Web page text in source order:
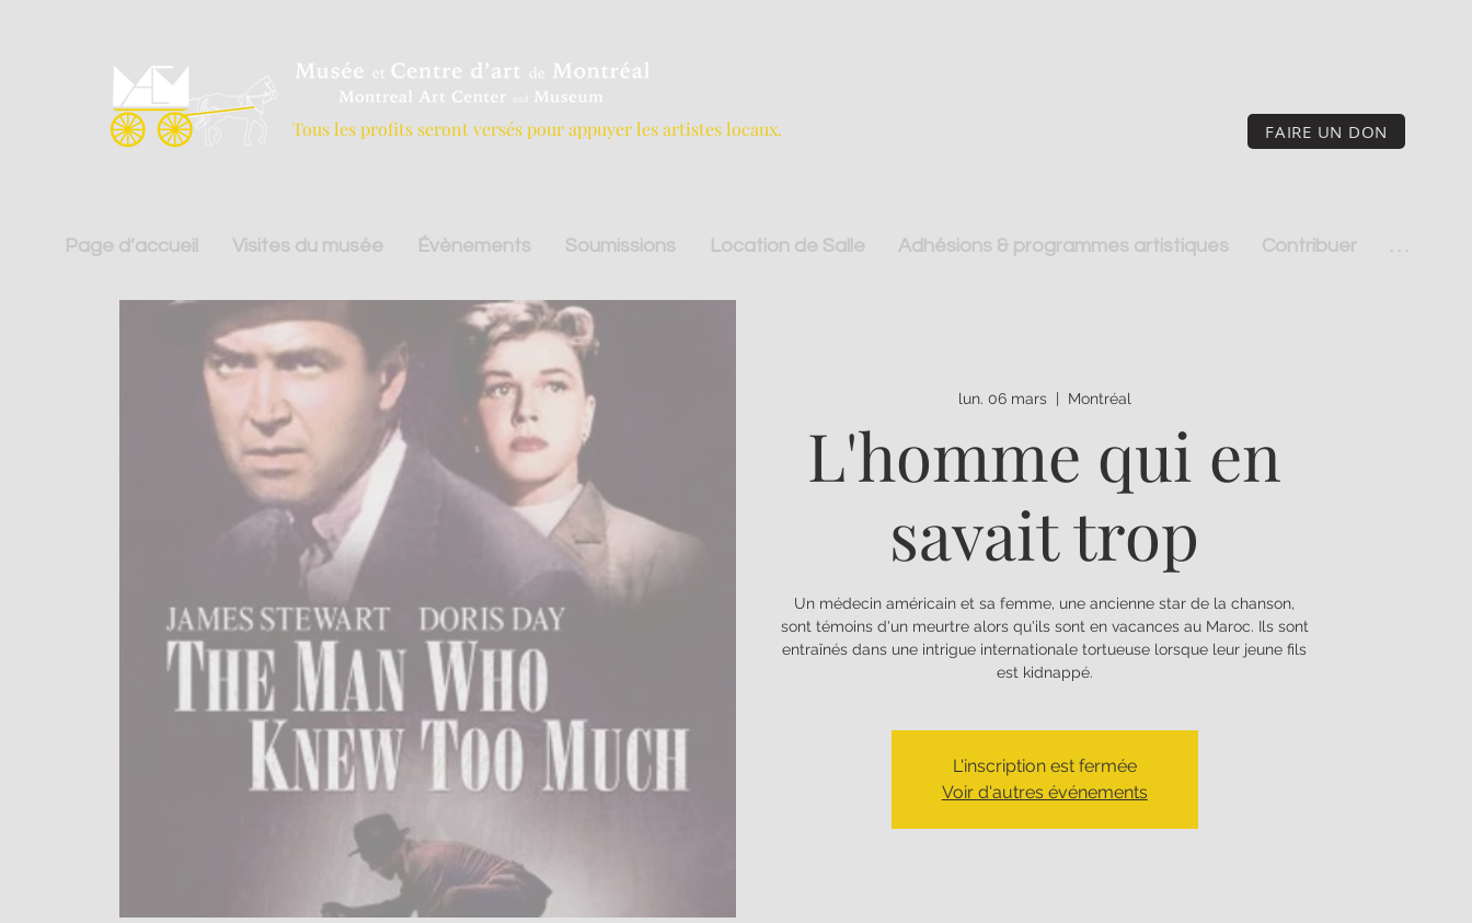
Tous les profits seront versés pour appuyer les artistes locaux. FAIRE UN DON
Page d’accueil Visites du musée Évènements Soumissions Location de Salle Adhésions & programmes artistiques Contribuer . . .
lun. 06 mars
  |
Montréal
L'homme qui en
savait trop
Un médecin américain et sa femme, une ancienne star de la chanson,
sont témoins d'un meurtre alors qu'ils sont en vacances au Maroc. Ils sont
entraînés dans une intrigue internationale tortueuse lorsque leur jeune fils
est kidnappé.
L'inscription est fermée
Voir d'autres événements